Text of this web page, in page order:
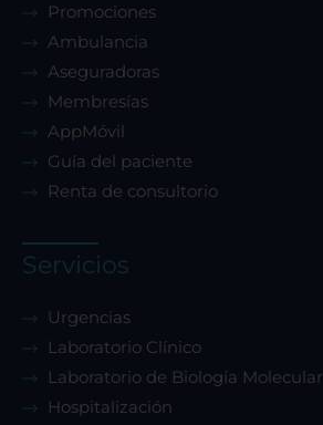
Promociones
Ambulancia
Aseguradoras
Membresías
AppMóvil
Guía del paciente
Renta de consultorio
Servicios
Urgencias
Laboratorio Clínico
Laboratorio de Biología Molecular
Hospitalización